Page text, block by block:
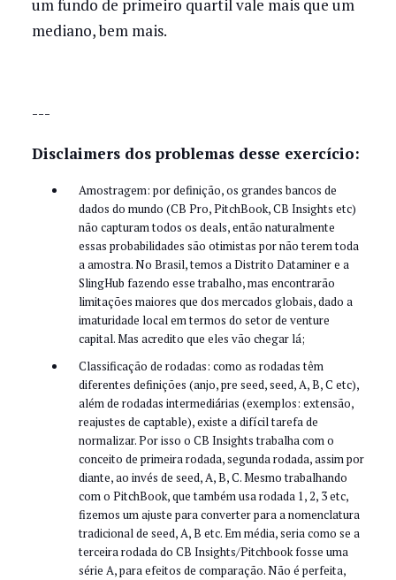
um fundo de primeiro quartil vale mais que um
mediano, bem mais.
---
Disclaimers dos problemas desse exercício:
Amostragem: por definição, os grandes bancos de
dados do mundo (CB Pro, PitchBook, CB Insights etc)
não capturam todos os deals, então naturalmente
essas probabilidades são otimistas por não terem toda
a amostra. No Brasil, temos a Distrito Dataminer e a
SlingHub fazendo esse trabalho, mas encontrarão
limitações maiores que dos mercados globais, dado a
imaturidade local em termos do setor de venture
capital. Mas acredito que eles vão chegar lá;
Classificação de rodadas: como as rodadas têm
diferentes definições (anjo, pre seed, seed, A, B, C etc),
além de rodadas intermediárias (exemplos: extensão,
reajustes de captable), existe a difícil tarefa de
normalizar. Por isso o CB Insights trabalha com o
conceito de primeira rodada, segunda rodada, assim por
diante, ao invés de seed, A, B, C. Mesmo trabalhando
com o PitchBook, que também usa rodada 1, 2, 3 etc,
fizemos um ajuste para converter para a nomenclatura
tradicional de seed, A, B etc. Em média, seria como se a
terceira rodada do CB Insights/Pitchbook fosse uma
série A, para efeitos de comparação. Não é perfeita,